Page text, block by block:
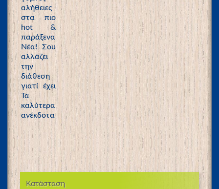
αλήθειες
στα πιο
hot &
παράξενα
Νέα! Σου
αλλάζει
την
διάθεση
γιατί έχει
Τα
καλύτερα
ανέκδοτα
Κατάσταση